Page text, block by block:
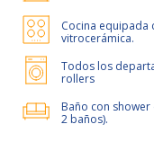
Cocina equipada
vitrocerámica.
Todos los
rollers
Baño con
2 baños).